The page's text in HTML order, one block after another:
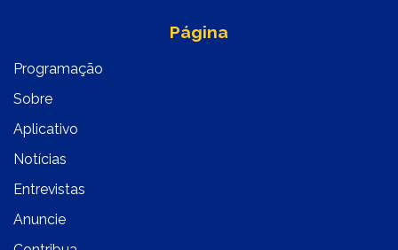
Página
Programação
Sobre
Aplicativo
Notícias
Entrevistas
Anuncie